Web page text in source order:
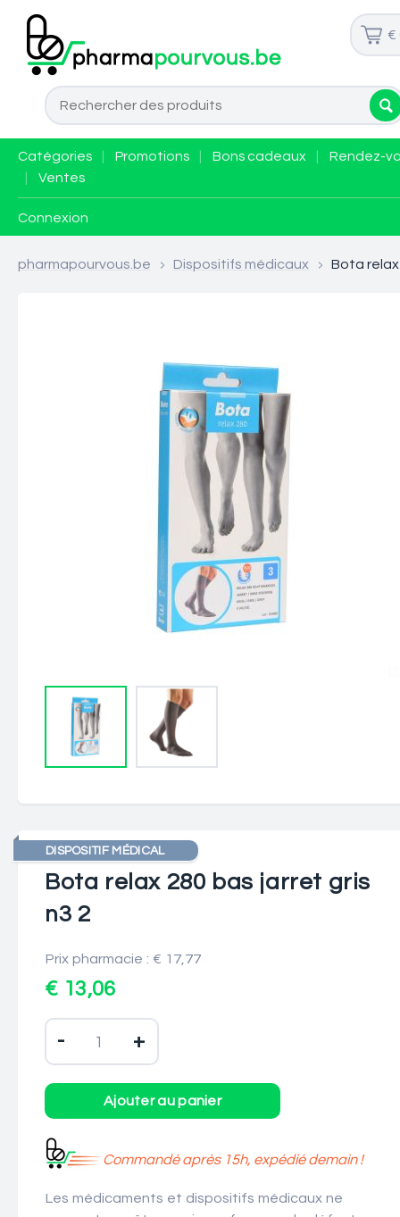
€
Catégories Promotions Bons cadeaux
Rendez-
Ventes
Connexion
pharmapourvous.be > Dispositifs médicaux > Bota relax
DISPOSITIF MÉDICAL
Bota relax 280 bas jarret gris
n3 2
Prix pharmacie : € 17,77
€ 13,06
- +
Commandé après 15h, expédié demain !
Les médicaments et dispositifs médicaux ne